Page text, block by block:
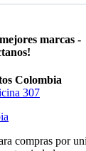
marcas
Colombia
307
compras por